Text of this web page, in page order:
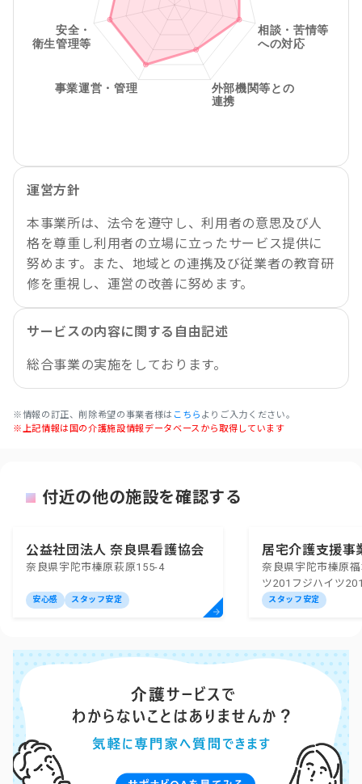
運営方針
本事業所は、法令を遵守し、利用者の意思及び人
格を尊重し利用者の立場に立ったサービス提供に
努めます。また、地域との連携及び従業者の教育研
修を重視し、運営の改善に努めます。
サービスの内容に関する自由記述
総合事業の実施をしております。
※情報の訂正、削除希望の事業者様は こちら よりご入力ください。
※上記情報は国の介護施設情報データベースから取得しています
付近の他の施設を確認する
公益社団法人 奈良県看護協会
立 宇陀訪問看護ステーション
奈良県宇陀市榛原萩原155-4
安心感 スタッフ安定
居宅介護支援事
プ
奈良県宇陀市榛原
ツ201フジハイツ
スタッフ安定